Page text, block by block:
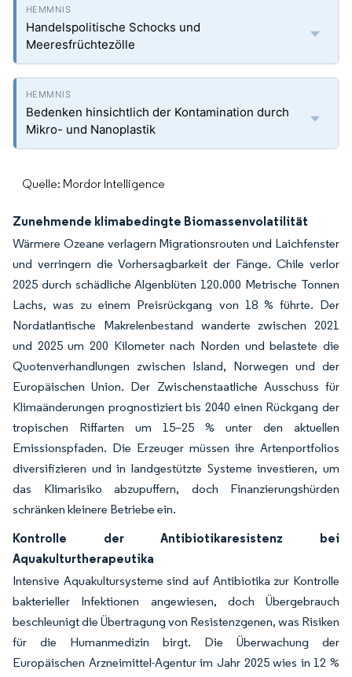
Handelspolitische Schocks und
Meeresfrüchtezölle
Bedenken hinsichtlich der Kontamination durch
Mikro- und Nanoplastik
Quelle: Mordor Intelligence
Zunehmende klimabedingte Biomassenvolatilität
Wärmere Ozeane verlagern Migrationsrouten und Laichfenster
und verringern die Vorhersagbarkeit der Fänge. Chile verlor
2025 durch schädliche Algenblüten 120.000 Metrische Tonnen
Lachs, was zu einem Preisrückgang von 18 % führte. Der
Nordatlantische Makrelenbestand wanderte zwischen 2021
und 2025 um 200 Kilometer nach Norden und belastete die
Quotenverhandlungen zwischen Island, Norwegen und der
Europäischen Union. Der Zwischenstaatliche Ausschuss für
Klimaänderungen prognostiziert bis 2040 einen Rückgang der
tropischen Riffarten um 15–25 % unter den aktuellen
Emissionspfaden. Die Erzeuger müssen ihre Artenportfolios
diversifizieren und in landgestützte Systeme investieren, um
das Klimarisiko abzupuffern, doch Finanzierungshürden
schränken kleinere Betriebe ein.
Kontrolle der Antibiotikaresistenz bei
Aquakulturtherapeutika
Intensive Aquakultursysteme sind auf Antibiotika zur Kontrolle
bakterieller Infektionen angewiesen, doch Übergebrauch
beschleunigt die Übertragung von Resistenzgenen, was Risiken
für die Humanmedizin birgt. Die Überwachung der
Europäischen Arzneimittel-Agentur im Jahr 2025 wies in 12 %